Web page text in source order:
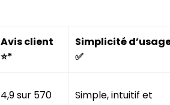
Avis client
⭐*
Simplicité
✅
4,9 sur 570
Simple, intuitif et